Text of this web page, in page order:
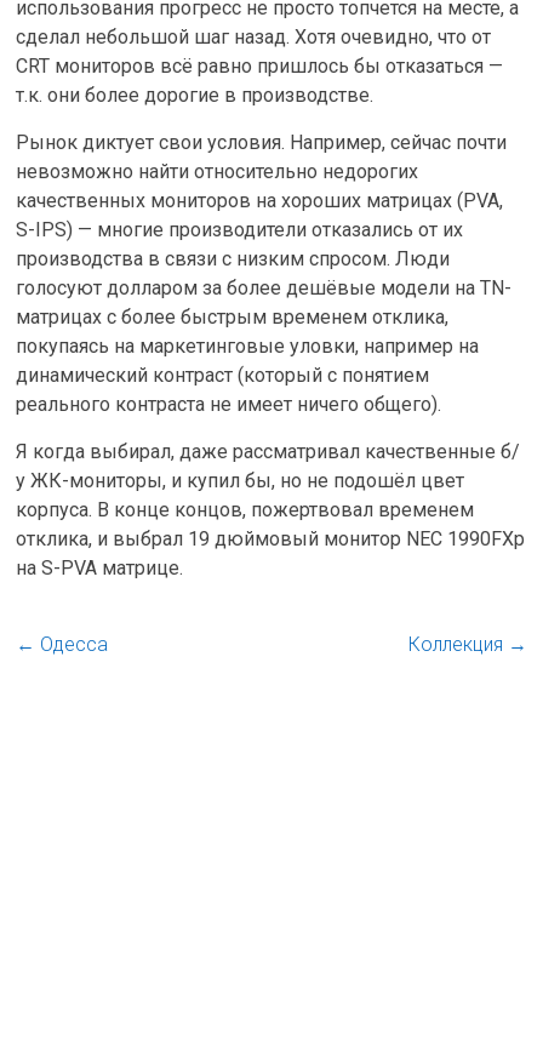
использования прогресс не просто топчется на месте, а
сделал небольшой шаг назад. Хотя очевидно, что от
CRT мониторов всё равно пришлось бы отказаться —
т.к. они более дорогие в производстве.
Рынок диктует свои условия. Например, сейчас почти
невозможно найти относительно недорогих
качественных мониторов на хороших матрицах (PVA,
S-IPS) — многие производители отказались от их
производства в связи с низким спросом. Люди
голосуют долларом за более дешёвые модели на TN-
матрицах с более быстрым временем отклика,
покупаясь на маркетинговые уловки, например на
динамический контраст (который с понятием
реального контраста не имеет ничего общего).
Я когда выбирал, даже рассматривал качественные б/
у ЖК-мониторы, и купил бы, но не подошёл цвет
корпуса. В конце концов, пожертвовал временем
отклика, и выбрал 19 дюймовый монитор NEC 1990FXp
на S-PVA матрице.
← Одесса Коллекция →